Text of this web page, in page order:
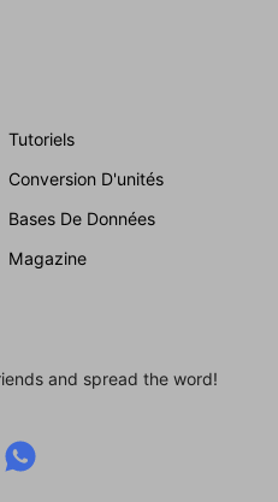
Tutoriels
Conversion D'unités
Bases De Données
Magazine
and spread the word!